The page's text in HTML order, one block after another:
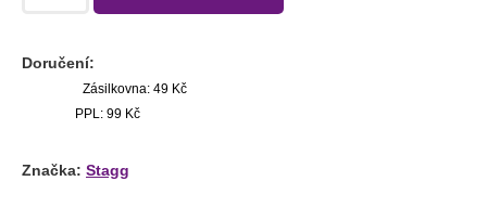
Doručení:
Zásilkovna: 49 Kč
PPL: 99 Kč
Značka: Stagg